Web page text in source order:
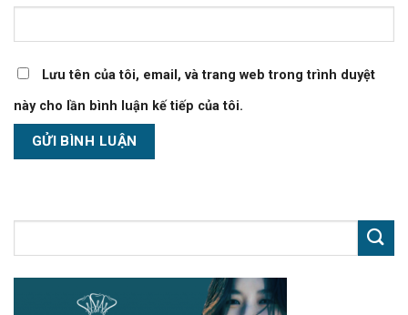
Lưu tên của tôi, email, và trang web trong trình duyệt
này cho lần bình luận kế tiếp của tôi.